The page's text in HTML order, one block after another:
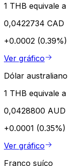
1 THB equivale a
0,0422734 CAD
+0.0002 (0.39%)
Ver gráfico
Dólar australiano
1 THB equivale a
0,0428800 AUD
+0.0001 (0.35%)
Ver gráfico
Franco suíço